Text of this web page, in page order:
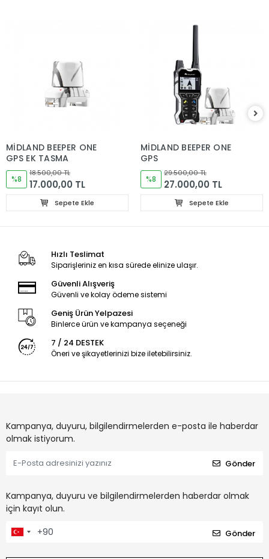
MİDLAND BEEPER ONE
GPS EK TASMA
%8
18.500,00 TL
17.000,00 TL
Sepete Ekle
MİDLAND BEEPER ONE
GPS
%8
29.500,00 TL
27.000,00 TL
Sepete Ekle
Hızlı Teslimat
Siparişleriniz en kısa sürede elinize ulaşır.
Güvenli Alışveriş
Güvenli ve kolay ödeme sistemi
Geniş Ürün Yelpazesi
Binlerce ürün ve kampanya seçeneği
7 / 24 DESTEK
Öneri ve şikayetlerinizi bize iletebilirsiniz.
Kampanya, duyuru, bilgilendirmelerden e-posta ile haberdar
olmak istiyorum.
Gönder
Kampanya, duyuru ve bilgilendirmelerden haberdar olmak
için kayıt olun.
Gönder